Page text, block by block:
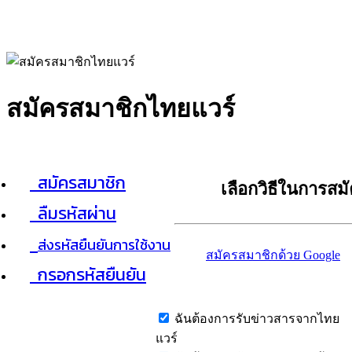
สมัครสมาชิกไทยแวร์
สมัครสมาชิก
ลืมรหัสผ่าน
ส่งรหัสยืนยันการใช้งาน
กรอกรหัสยืนยัน
เลือกวิธีในการส
สมัครสมาชิกด้วย Google
ฉันต้องการรับข่าวสารจากไทย
แวร์